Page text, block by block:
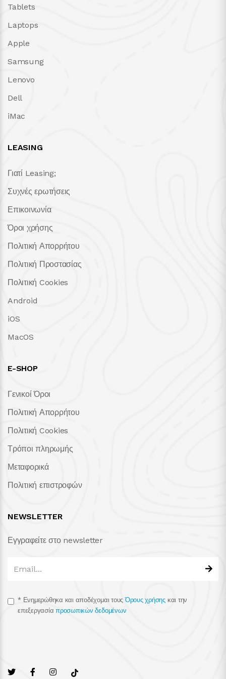
Tablets
Laptops
Apple
Samsung
Lenovo
Dell
iMac
LEASING
Γιατί Leasing;
Συχνές ερωτήσεις
Επικοινωνία
Όροι χρήσης
Πολιτική Απορρήτου
Πολιτική Προστασίας
Πολιτική Cookies
Android
iOS
MacOS
E-SHOP
Γενικοί Όροι
Πολιτική Απορρήτου
Πολιτική Cookies
Τρόποι πληρωμής
Μεταφορικά
Πολιτική επιστροφών
NEWSLETTER
Εγγραφείτε στο newsletter
*Ενημερώθηκα και αποδέχομαι τουςΌρους χρήσηςκαι την
επεξεργασίαπροσωπικών δεδομένων